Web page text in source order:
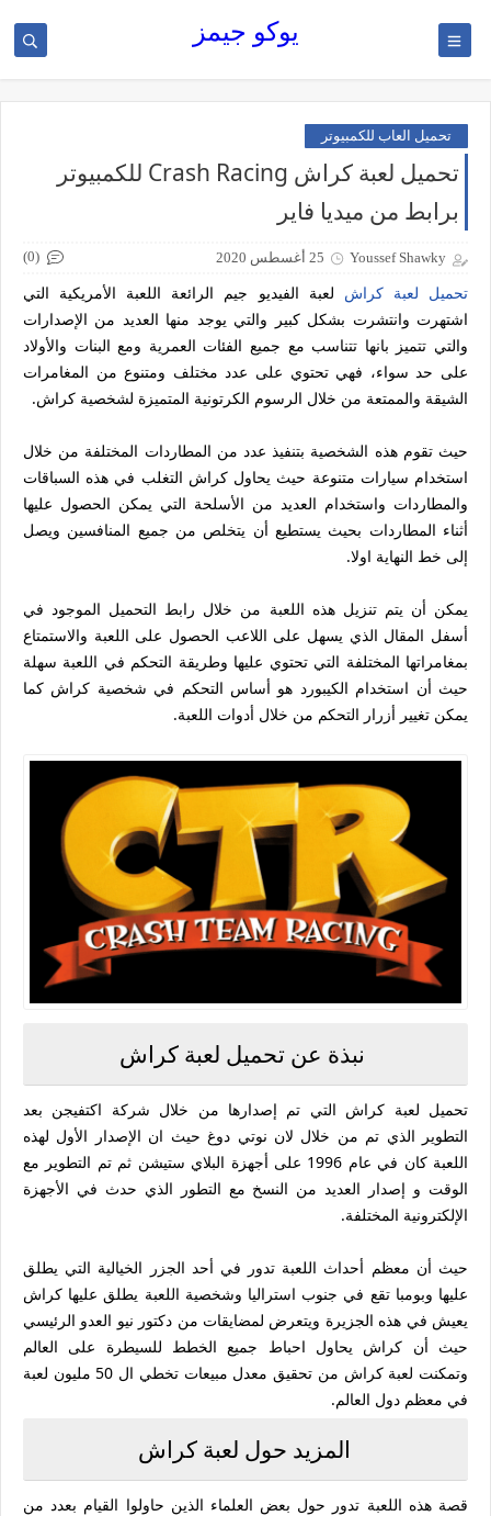
يوكو جيمز
تحميل العاب للكمبيوتر
تحميل لعبة كراش Crash Racing للكمبيوتر
برابط من ميديا فاير
Youssef Shawky 25 أغسطس 2020 (0)
تحميل لعبة كراش لعبة الفيديو جيم الرائعة اللعبة الأمريكية التي
اشتهرت وانتشرت بشكل كبير والتي يوجد منها العديد من الإصدارات
والتي تتميز بانها تتناسب مع جميع الفئات العمرية ومع البنات والأولاد
على حد سواء، فهي تحتوي على عدد مختلف ومتنوع من المغامرات
الشيقة والممتعة من خلال الرسوم الكرتونية المتميزة لشخصية كراش.
حيث تقوم هذه الشخصية بتنفيذ عدد من المطاردات المختلفة من خلال
استخدام سيارات متنوعة حيث يحاول كراش التغلب في هذه السباقات
والمطاردات واستخدام العديد من الأسلحة التي يمكن الحصول عليها
أثناء المطاردات بحيث يستطيع أن يتخلص من جميع المنافسين ويصل
إلى خط النهاية اولا.
يمكن أن يتم تنزيل هذه اللعبة من خلال رابط التحميل الموجود في
أسفل المقال الذي يسهل على اللاعب الحصول على اللعبة والاستمتاع
بمغامراتها المختلفة التي تحتوي عليها وطريقة التحكم في اللعبة سهلة
حيث أن استخدام الكيبورد هو أساس التحكم في شخصية كراش كما
يمكن تغيير أزرار التحكم من خلال أدوات اللعبة.
نبذة عن تحميل لعبة كراش
تحميل لعبة كراش التي تم إصدارها من خلال شركة اكتفيجن بعد
التطوير الذي تم من خلال لان نوتي دوغ حيث ان الإصدار الأول لهذه
اللعبة كان في عام 1996 على أجهزة البلاي ستيشن ثم تم التطوير مع
الوقت و إصدار العديد من النسخ مع التطور الذي حدث في الأجهزة
الإلكترونية المختلفة.
حيث أن معظم أحداث اللعبة تدور في أحد الجزر الخيالية التي يطلق
عليها وبومبا تقع في جنوب استراليا وشخصية اللعبة يطلق عليها كراش
يعيش في هذه الجزيرة ويتعرض لمضايقات من دكتور نيو العدو الرئيسي
حيث أن كراش يحاول احباط جميع الخطط للسيطرة على العالم
وتمكنت لعبة كراش من تحقيق معدل مبيعات تخطي ال 50 مليون لعبة
في معظم دول العالم.
المزيد حول لعبة كراش
قصة هذه اللعبة تدور حول بعض العلماء الذين حاولوا القيام بعدد من